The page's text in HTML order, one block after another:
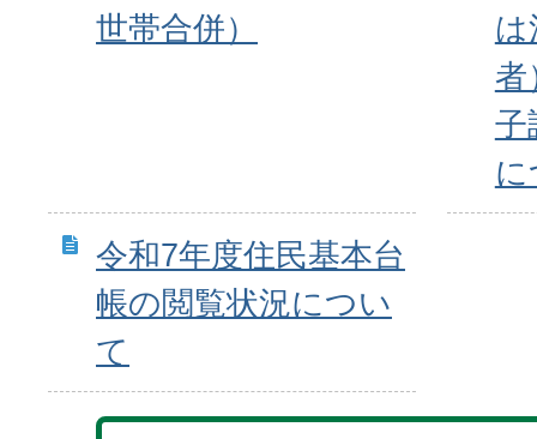
世帯合併）
は
者
子
令和7年度住民基本台
帳の閲覧状況につい
て